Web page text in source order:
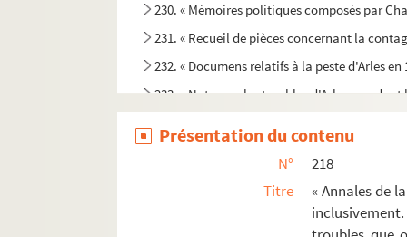
230. « Mémoires politiques composés par
231. « Recueil de pièces concernant la
232. « Documens relatifs à la peste d'Arles en
233. « Notes sur les troubles d'Arles,
238. « Recherches historiques, par Louis Mège »
240. « Histoire des antiquités d'Arles, avec
Présentation du contenu
N°
218
Titre
« Annales de